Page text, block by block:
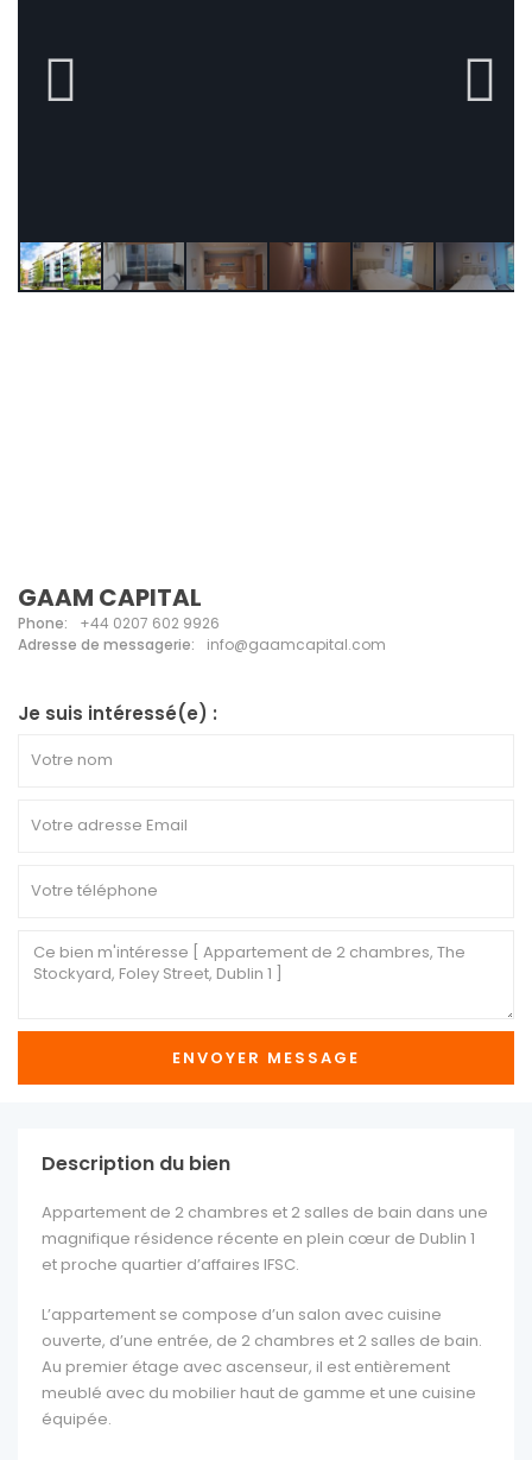
GAAM CAPITAL
Phone:
+44 0207 602 9926
Adresse de messagerie:
info@gaamcapital.com
Je suis intéressé(e) :
Description du bien
Appartement de 2 chambres et 2 salles de bain dans une
magnifique résidence récente en plein cœur de Dublin 1
et proche quartier d’affaires IFSC.
L’appartement se compose d’un salon avec cuisine
ouverte, d’une entrée, de 2 chambres et 2 salles de bain.
Au premier étage avec ascenseur, il est entièrement
meublé avec du mobilier haut de gamme et une cuisine
équipée.